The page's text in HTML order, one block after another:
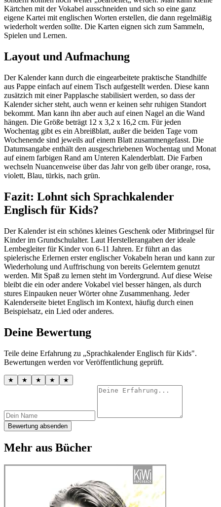
Kärtchen mit der Vokabel ausschneiden und sich so eine ganz
eigene Kartei mit englischen Worten erstellen, die dann regelmäßig
wiederholt werden sollte. Die Karten eignen sich zum Sammeln,
Spielen und Lernen.
Layout und Aufmachung
Der Kalender kann durch die eingearbeitete praktische Standhilfe
aus Pappe einfach auf einem Tisch aufgestellt werden. Diese kann
zusätzich mit einer Papplasche stabilisiert werden, so dass der
Kalender sicher steht, auch wenn er keinen sehr ruhigen Standort
bekommt. Man kann ihn aber auch auf einen Nagel an die Wand
hängen. Die Größe beträgt 12 x 3,2 x 16,2 cm. Für jeden
Wochentag gibt es ein Abreißblatt, außer die beiden Tage vom
Wochenende sind jeweils auf einem Blatt zusammengefasst. Die
Datumsangabe enthält den ausgeschriebenen Wochentag und Monat
auf einem farbigen Rand am Unteren Kalenderblatt. Die Farben
wechseln Nuancenweise über das Jahr von gelb über orange, rosa,
violett, Blau, türkis, nach grün.
Fazit: Lohnt sich Sprachkalender
Englisch für Kids?
Der Kalender ist ein schönes kleines Geschenk oder Mitbringsel für
Kinder im Grundschulalter. Laut Herstellerangaben der ideale
Lernbegleiter für Kinder von 6-11 Jahren. Er führt an das
spielerische Erlernen erster englischer Vokabeln heran und kann zur
Wiederholung und Auffrischung von bereits Gelerntem genutzt
werden. Mit Spaß zu lernen steht im Vordergrund. Auf diese Weise
bleibt die ein oder andere Vokabel viel besser hängen, als durch
stures Einpauken neuer Wörter ohne Zusammenhang. Jeder
Kalenderseite bietet Englisch im Kontext, häufig durch einen
Beispielsatz, ein Lied oder anderes.
Deine Bewertung
Teile deine Erfahrung zu „Sprachkalender Englisch für Kids".
Bewertungen werden vor Veröffentlichung geprüft.
★ ★ ★ ★ ★
Bewertung absenden
Mehr aus Bücher